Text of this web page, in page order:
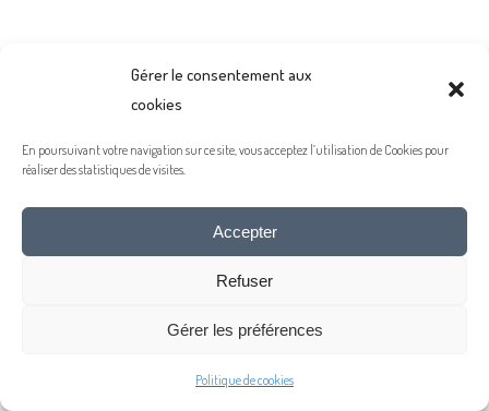
Gérer le consentement aux
cookies
En poursuivant votre navigation sur ce site, vous acceptez l’utilisation de Cookies pour
réaliser des statistiques de visites.
Accepter
Refuser
Gérer les préférences
Politique de cookies